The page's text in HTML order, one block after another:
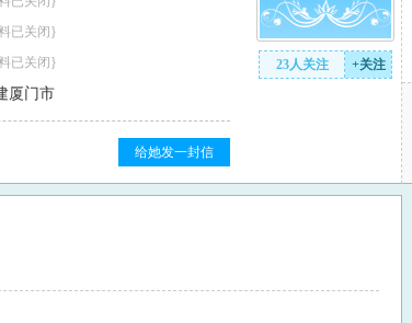
已关闭}
已关闭}
厦门市
给她发一封信
23人关注 +关注